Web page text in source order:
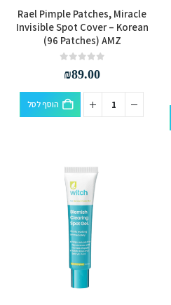
Rael Pimple Patches, Miracle
Invisible Spot Cover – Korean
(96 Patches) AMZ
₪89.00
הוסף לסל